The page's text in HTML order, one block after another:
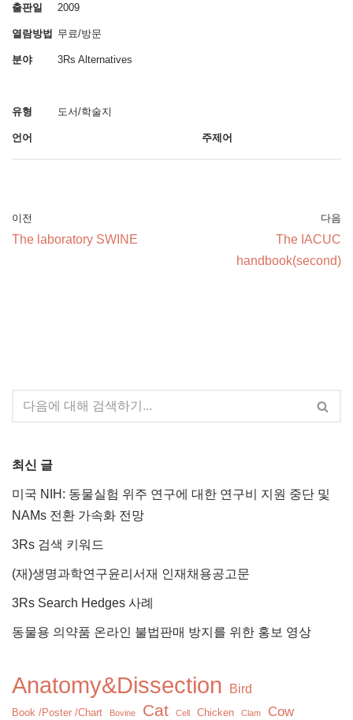
출판일 2009
열람방법 무료/방문
분야 3Rs Alternatives
유형 도서/학술지
언어 주제어
이전
The laboratory SWINE
다음
The IACUC
handbook(second)
최신 글
미국 NIH: 동물실험 위주 연구에 대한 연구비 지원 중단 및
NAMs 전환 가속화 전망
3Rs 검색 키워드
(재)생명과학연구윤리서재 인재채용공고문
3Rs Search Hedges 사례
동물용 의약품 온라인 불법판매 방지를 위한 홍보 영상
Anatomy&Dissection Bird
Book /Poster /Chart Bovine Cat Cell Chicken Clam Cow